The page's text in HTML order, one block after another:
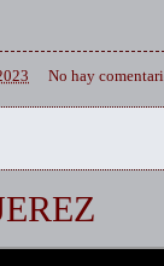
No hay